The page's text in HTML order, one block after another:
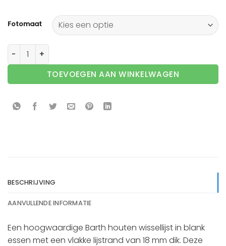
Fotomaat
Barth wissellijst hout 210-111 Blank essen aantal
TOEVOEGEN AAN WINKELWAGEN
BESCHRIJVING
AANVULLENDE INFORMATIE
Een hoogwaardige Barth houten wissellijst in blank
essen met een vlakke lijstrand van 18 mm dik. Deze